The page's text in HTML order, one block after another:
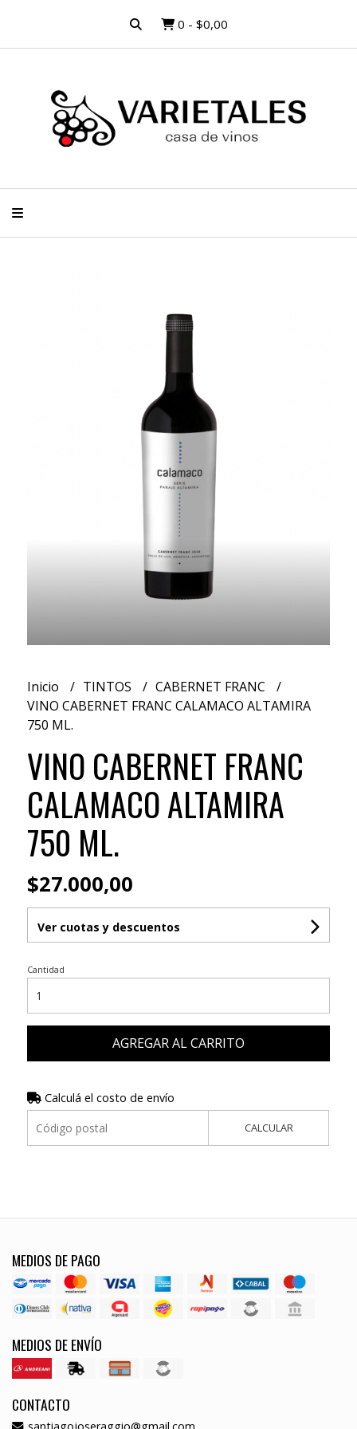
0 - $0,00
Inicio TINTOS
CABERNET FRANC
VINO CABERNET FRANC CALAMACO ALTAMIRA
750 ML.
VINO CABERNET FRANC
CALAMACO ALTAMIRA
750 ML.
$27.000,00
Ver cuotas y descuentos
Cantidad
AGREGAR AL CARRITO
Calculá el costo de envío
CALCULAR
MEDIOS DE PAGO
MEDIOS DE ENVÍO
CONTACTO